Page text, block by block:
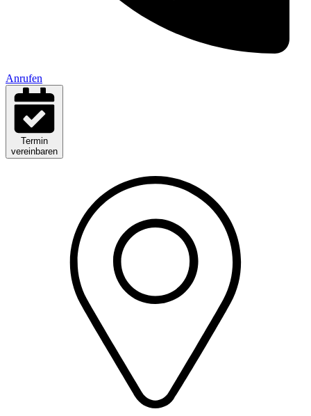
Anrufen
Termin
vereinbaren